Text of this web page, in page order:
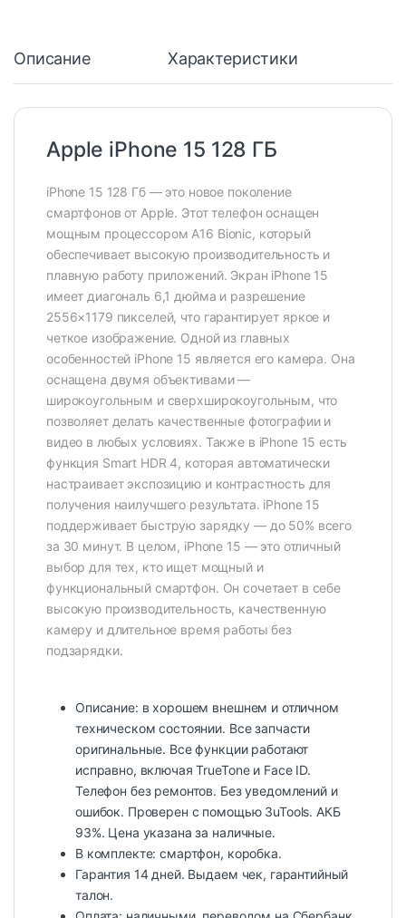
Описание Характеристики
Apple iPhone 15 128 ГБ
iPhone 15 128 Гб — это новое поколение
смартфонов от Apple. Этот телефон оснащен
мощным процессором A16 Bionic, который
обеспечивает высокую производительность и
плавную работу приложений. Экран iPhone 15
имеет диагональ 6,1 дюйма и разрешение
2556×1179 пикселей, что гарантирует яркое и
четкое изображение. Одной из главных
особенностей iPhone 15 является его камера. Она
оснащена двумя объективами —
широкоугольным и сверхширокоугольным, что
позволяет делать качественные фотографии и
видео в любых условиях. Также в iPhone 15 есть
функция Smart HDR 4, которая автоматически
настраивает экспозицию и контрастность для
получения наилучшего результата. iPhone 15
поддерживает быструю зарядку — до 50% всего
за 30 минут. В целом, iPhone 15 — это отличный
выбор для тех, кто ищет мощный и
функциональный смартфон. Он сочетает в себе
высокую производительность, качественную
камеру и длительное время работы без
подзарядки.
Описание: в хорошем внешнем и отличном
техническом состоянии. Все запчасти
оригинальные. Все функции работают
исправно, включая TrueTone и Face ID.
Телефон без ремонтов. Без уведомлений и
ошибок. Проверен с помощью 3uTools. АКБ
93%. Цена указана за наличные.
В комплекте: смартфон, коробка.
Гарантия 14 дней. Выдаем чек, гарантийный
талон.